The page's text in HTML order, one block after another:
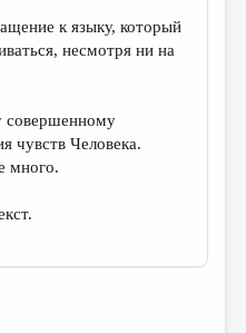
к языку, который
несмотря ни на
совершенному
чувств Человека.
много.